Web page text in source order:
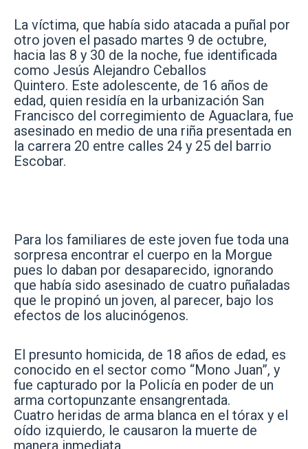
La víctima, que había sido atacada a puñal por
otro joven el pasado martes 9 de octubre,
hacia las 8 y 30 de la noche, fue identificada
como Jesús Alejandro Ceballos
Quintero. Este adolescente, de 16 años de
edad, quien residía en la urbanización San
Francisco del corregimiento de Aguaclara, fue
asesinado en medio de una riña presentada en
la carrera 20 entre calles 24 y 25 del barrio
Escobar.
Para los familiares de este joven fue toda una
sorpresa encontrar el cuerpo en la Morgue
pues lo daban por desaparecido, ignorando
que había sido asesinado de cuatro puñaladas
que le propinó un joven, al parecer, bajo los
efectos de los alucinógenos.
El presunto homicida, de 18 años de edad, es
conocido en el sector como “Mono Juan”, y
fue capturado por la Policía en poder de un
arma cortopunzante ensangrentada.
Cuatro heridas de arma blanca en el tórax y el
oído izquierdo, le causaron la muerte de
manera inmediata.